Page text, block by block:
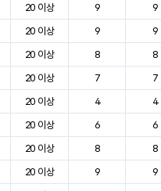
20 이상 9 9
20 이상 9 9
20 이상 8 8
20 이상 7 7
20 이상 4 4
20 이상 6 6
20 이상 8 8
20 이상 9 9